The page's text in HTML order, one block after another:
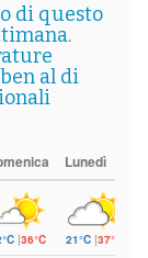
di questo
al di
Lunedì
|36°C 21°C |37°C